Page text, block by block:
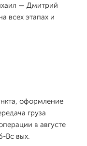
— Дмитpий
всех этапах и
оформление
груза
в августе
Вс вых.